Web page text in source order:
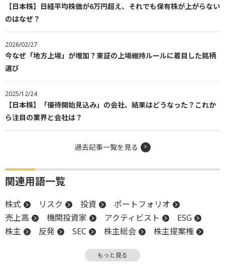
【日本株】日経平均株価が6万円超え、それでも保有株が上がらない
のはなぜ？
2026/02/27
今なぜ「地方上場」が増加？東証の上場維持ルールに着目した銘柄
選び
2025/12/24
【日本株】「優待開始見込み」の会社、結果はどうなった？これか
ら注目の業界と会社は？
過去記事一覧を見る
関連用語一覧
株式 リスク 投資
ポートフォリオ
売上高
機関投資家 アクティビスト
ESG
株主
反発 SEC 株主総会
株主提案権
もっと見る